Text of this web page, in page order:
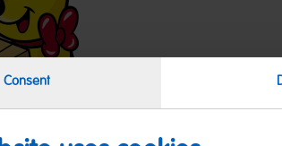
Consent